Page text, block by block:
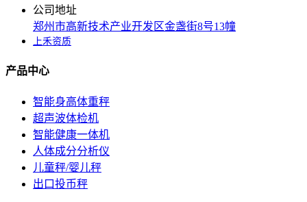
公司地址
郑州市高新技术产业开发区金盏街8号13幢
上禾资质
产品中心
智能身高体重秤
超声波体检机
智能健康一体机
人体成分分析仪
儿童秤/婴儿秤
出口投币秤